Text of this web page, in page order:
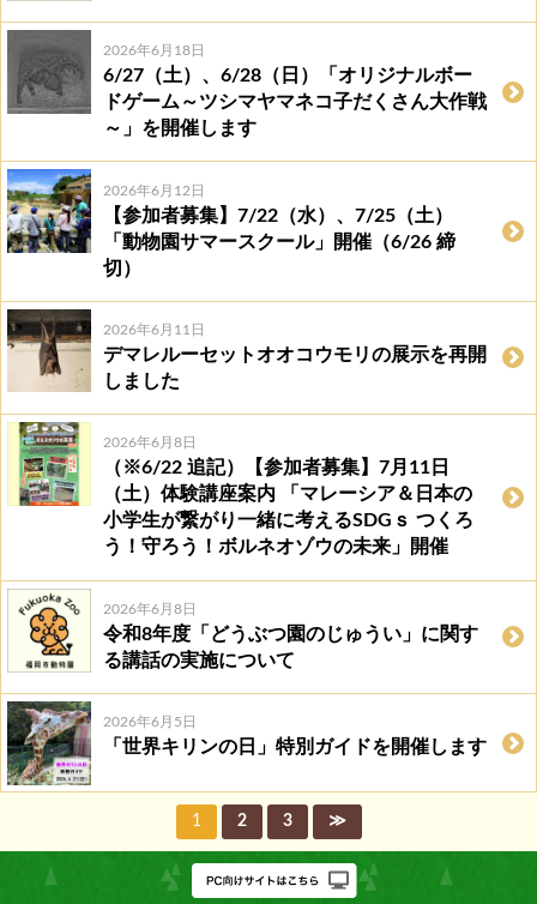
2026年6月18日
6/27（土）、6/28（日）「オリジナルボー
ドゲーム～ツシマヤマネコ子だくさん大作戦
～」を開催します
2026年6月12日
【参加者募集】7/22（水）、7/25（土）
「動物園サマースクール」開催（6/26 締
切）
2026年6月11日
デマレルーセットオオコウモリの展示を再開
しました
2026年6月8日
（※6/22 追記）【参加者募集】7月11日
（土）体験講座案内 「マレーシア＆日本の
小学生が繋がり一緒に考えるSDGｓ つくろ
う！守ろう！ボルネオゾウの未来」開催
2026年6月8日
令和8年度「どうぶつ園のじゅうい」に関す
る講話の実施について
2026年6月5日
「世界キリンの日」特別ガイドを開催します
1 2 3 ≫